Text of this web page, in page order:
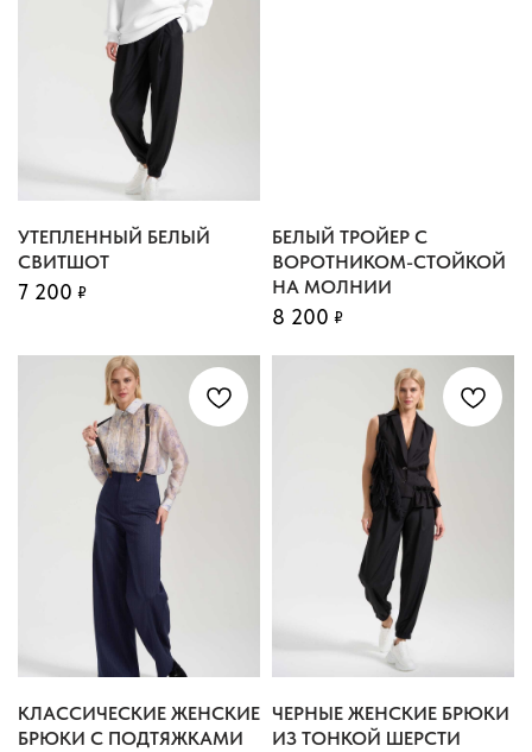
УТЕПЛЕННЫЙ БЕЛЫЙ
СВИТШОТ
7 200 ₽
БЕЛЫЙ ТРОЙЕР С
ВОРОТНИКОМ-СТОЙКОЙ
НА МОЛНИИ
8 200 ₽
КЛАССИЧЕСКИЕ ЖЕНСКИЕ
БРЮКИ С ПОДТЯЖКАМИ
ЧЕРНЫЕ ЖЕНСКИЕ БРЮКИ
ИЗ ТОНКОЙ ШЕРСТИ